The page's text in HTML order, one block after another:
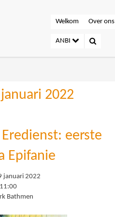
Welkom Over ons
ANBI
2022
eerste
Epifanie
januari 2022
Bathmen